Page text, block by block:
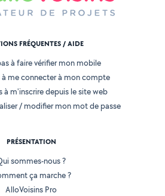
FRÉQUENTES / AIDE
à faire vérifier mon mobile
à me connecter à mon compte
à m'inscrire depuis le site web
/ modifier mon mot de passe
PRÉSENTATION
sommes-nous ?
ça marche ?
AlloVoisins Pro